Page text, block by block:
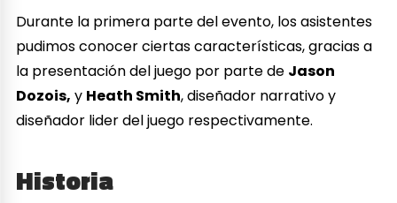
Durante la primera parte del evento, los asistentes
pudimos conocer ciertas características, gracias a
la presentación del juego por parte de Jason
Dozois, y Heath Smith, diseñador narrativo y
diseñador lider del juego respectivamente.
Historia